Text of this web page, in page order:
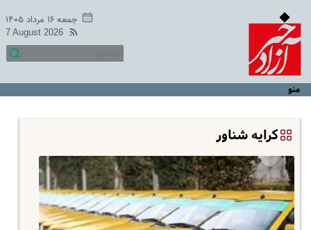
جمعه ۱۶ مرداد ۱۴۰۵
7 August 2026
منو
کرایه شناور